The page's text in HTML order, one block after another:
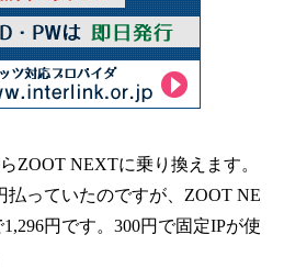
ZOOT NEXTに乗り換えます。
払っていたのですが、ZOOT NE
円です。300円で固定IPが使